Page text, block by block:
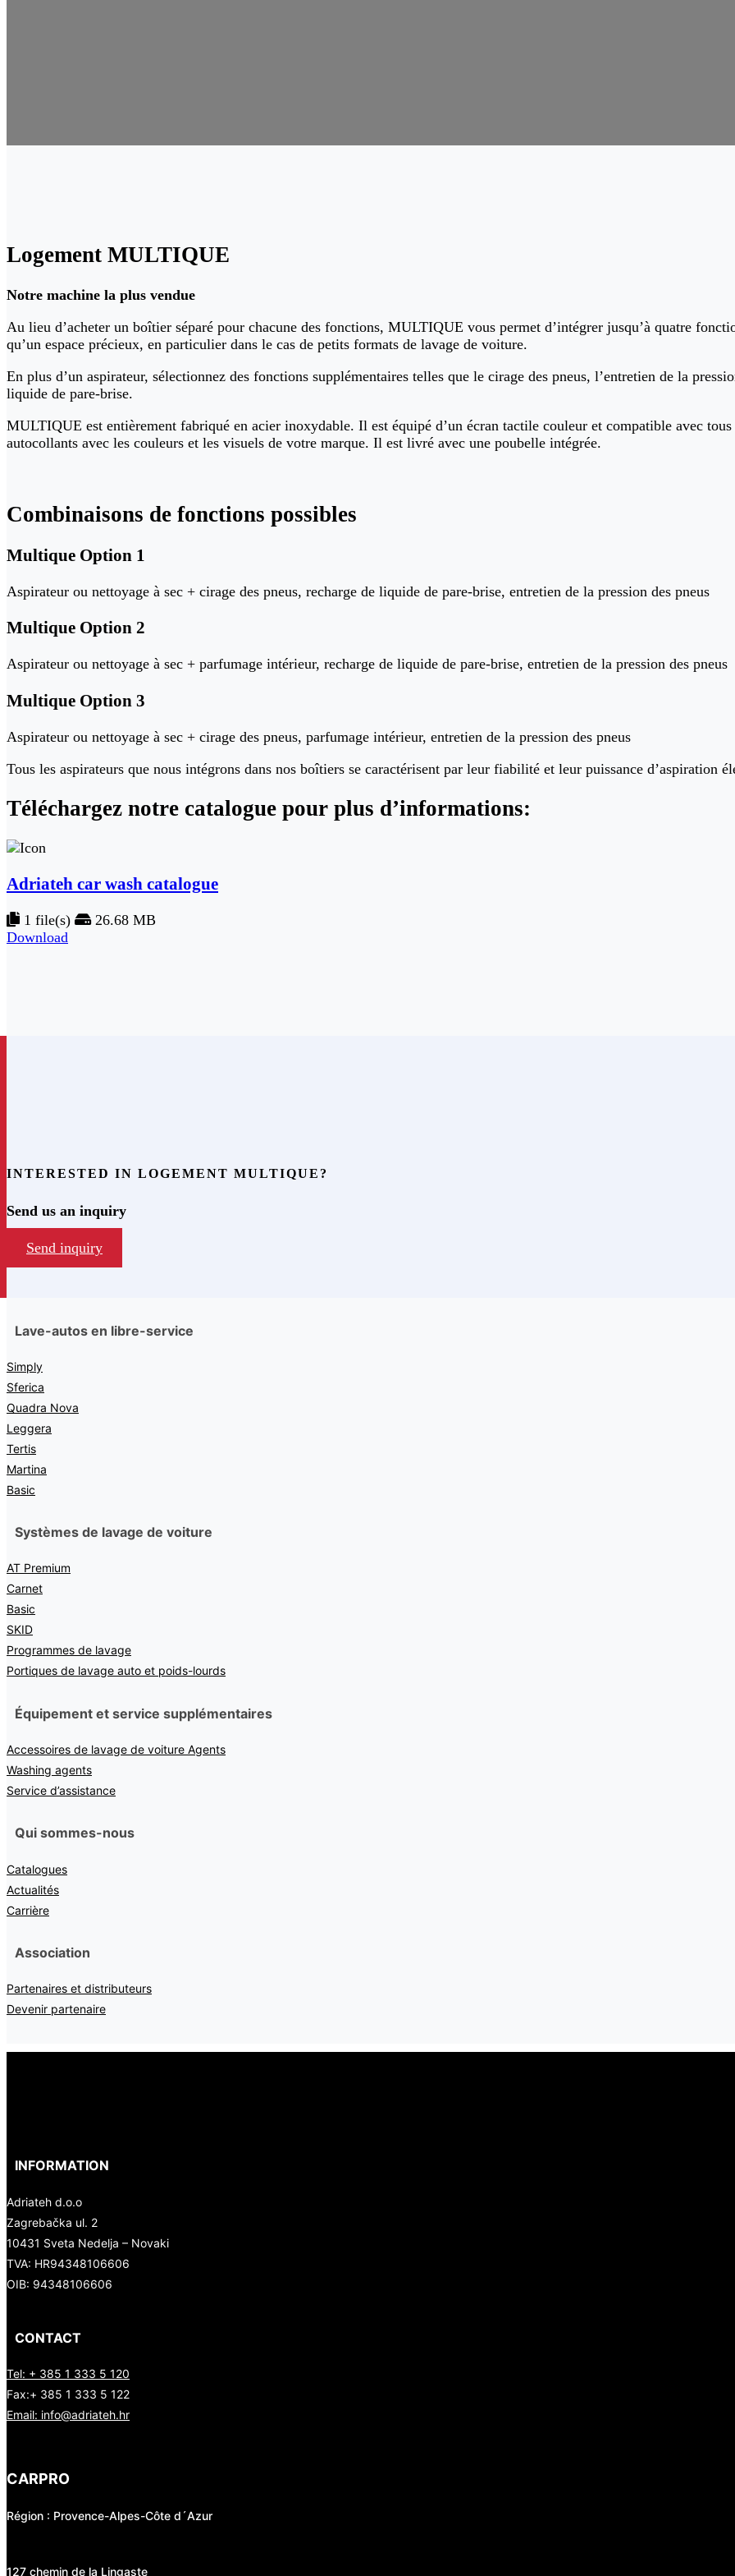
Logement MULTIQUE
Notre machine la plus vendue
Au lieu d’acheter un boîtier séparé pour chacune des fonctions, MULTIQUE vous permet d’intégrer jusqu’à quatre
qu’un espace précieux, en particulier dans le cas de petits formats de lavage de voiture.
En plus d’un aspirateur, sélectionnez des fonctions supplémentaires telles que le cirage des pneus, l’entretien de la
liquide de pare-brise.
MULTIQUE est entièrement fabriqué en acier inoxydable. Il est équipé d’un écran tactile couleur et compatible avec
autocollants avec les couleurs et les visuels de votre marque. Il est livré avec une poubelle intégrée.
Combinaisons de fonctions possibles
Multique Option 1
Aspirateur ou nettoyage à sec + cirage des pneus, recharge de liquide de pare-brise, entretien de la pression des pneus
Multique Option 2
Aspirateur ou nettoyage à sec + parfumage intérieur, recharge de liquide de pare-brise, entretien de la pression des pneus
Multique Option 3
Aspirateur ou nettoyage à sec + cirage des pneus, parfumage intérieur, entretien de la pression des pneus
Tous les aspirateurs que nous intégrons dans nos boîtiers se caractérisent par leur fiabilité et leur puissance d’aspiration
Téléchargez notre catalogue pour plus d’informations:
Adriateh car wash catalogue
1 file(s)
26.68 MB
Download
INTERESTED IN LOGEMENT MULTIQUE?
Send us an inquiry
Send inquiry
Lave-autos en libre-service
Simply
Sferica
Quadra Nova
Leggera
Tertis
Martina
Basic
Systèmes de lavage de voiture
AT Premium
Carnet
Basic
SKID
Programmes de lavage
Portiques de lavage auto et poids-lourds
Équipement et service supplémentaires
Accessoires de lavage de voiture Agents
Washing agents
Service d’assistance
Qui sommes-nous
Catalogues
Actualités
Carrière
Association
Partenaires et distributeurs
Devenir partenaire
INFORMATION
Adriateh d.o.o
Zagrebačka ul. 2
10431 Sveta Nedelja – Novaki
TVA: HR94348106606
OIB: 94348106606
CONTACT
Tel: + 385 1 333 5 120
Fax:+ 385 1 333 5 122
Email: info@adriateh.hr
CARPRO
Région : Provence-Alpes-Côte d´Azur
127 chemin de la Lingaste